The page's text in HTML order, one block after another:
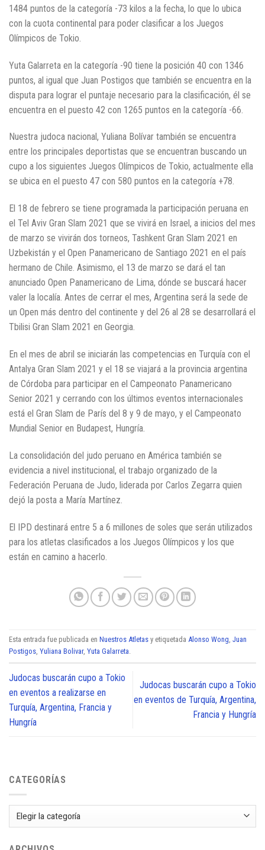
1484 puntos de la categoría -73 kilos a la fecha, lo que lo ubica
con la cuota continental para poder clasificar a los Juegos
Olímpicos de Tokio.
Yuta Galarreta en la categoría -90 tiene la posición 40 con 1346
puntos, al igual que Juan Postigos que también se encuentra en la
disputa para lograr el puntaje necesario para la clasificación, él se
encuentra en el puesto 42 con 1265 puntos en la categoría -66.
Nuestra judoca nacional, Yuliana Bolívar también se encuentra
entre los principales deportistas que se encuentran buscando un
cupo a los siguientes Juegos Olímpicos de Tokio, actualmente ella
se ubica en el puesto 47 con 580 puntos en la categoría +78.
El 18 de febrero se tiene programada la participación peruana en
el Tel Aviv Gran Slam 2021 que se vivirá en Israel, a inicios del mes
de marzo se vivirán dos torneos, Tashkent Gran Slam 2021 en
Uzbekistán y el Open Panamericano de Santiago 2021 en el país
hermano de Chile. Asimismo, el 13 de marzo se dará el tan
anunciado Open Panamericano de Lima, dónde se buscará hacer
valer la localía. Antes de cerrar el mes, Argentina será la sede de
un Open más dentro del continente y del 26 al 28 se desarrollará el
Tbilisi Gran Slam 2021 en Georgia.
En el mes de abril se iniciarán las competencias en Turquía con el
Antalya Gran Slam 2021 y el 18 se viajará a la provincia argentina
de Córdoba para participar en el Campeonato Panamericano
Senior 2021 y cerrando con los últimos eventos internacionales
está el Gran Slam de París del 8 y 9 de mayo, y el Campeonato
Mundial Senior en Budapest, Hungría.
La consolidación del judo peruano en América también se
evidencia a nivel institucional, el trabajo organizado de la
Federación Peruana de Judo, liderada por Carlos Zegarra quien
dejó la posta a María Martínez.
El IPD destinará entre 5 a 6 millones de soles que serán utilizados
para los atletas clasificados a los Juegos Olímpicos y los que
están en camino a hacerlo.
Esta entrada fue publicada en Nuestros Atletas y etiquetada Alonso Wong Juan
Postigos Yuliana Bolivar, Yuta Galarreta
Judocas buscarán cupo a Tokio
en eventos a realizarse en
Turquía, Argentina, Francia y
Hungría
Judocas buscarán cupo a Tokio
en eventos de Turquía, Argentina,
Francia y Hungría
CATEGORÍAS
Categorías